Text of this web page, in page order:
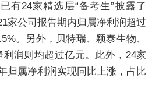
有24家精选层“备考生”披露了
家公司报告期内归属净利润超过
。另外，贝特瑞、颖泰生物、
润则均超过亿元。此外，24家
归属净利润实现同比上涨，占比